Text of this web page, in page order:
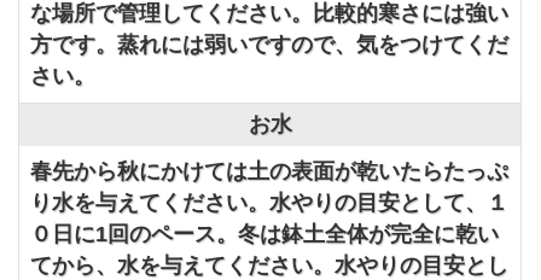
な場所で管理してください。比較的寒さには強い
方です。蒸れには弱いですので、気をつけてくだ
さい。
お水
春先から秋にかけては土の表面が乾いたらたっぷ
り水を与えてください。水やりの目安として、１
０日に1回のペース。冬は鉢土全体が完全に乾い
てから、水を与えてください。水やりの目安とし